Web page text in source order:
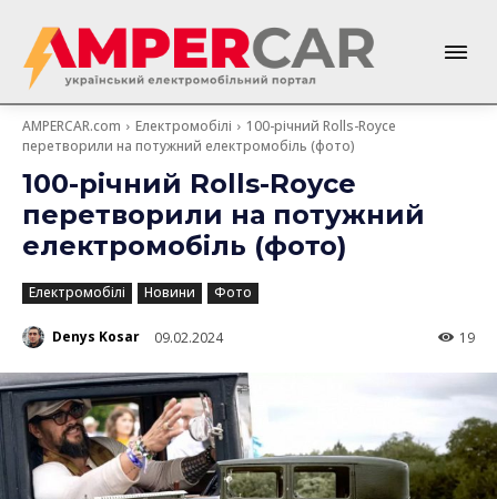
AMPERCAR.com Електромобілі
100-річний Rolls-Royce
перетворили на потужний електромобіль (фото)
100-річний Rolls-Royce
перетворили на потужний
електромобіль (фото)
Електромобілі Новини Фото
Denys Kosar 09.02.2024 19